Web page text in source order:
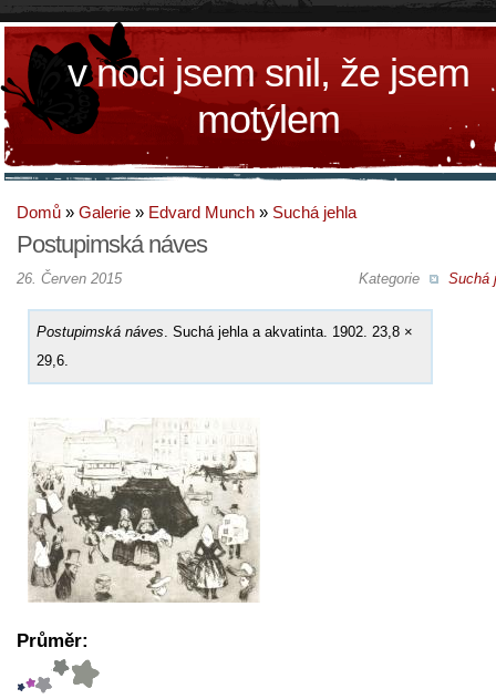
v noci jsem snil, že jsem
motýlem
Domů » Galerie » Edvard Munch » Suchá jehla
Postupimská náves
Kategorie Suchá
26. Červen 2015
Postupimská náves . Suchá jehla a akvatinta. 1902. 23,8 ×
29,6.
Průměr: